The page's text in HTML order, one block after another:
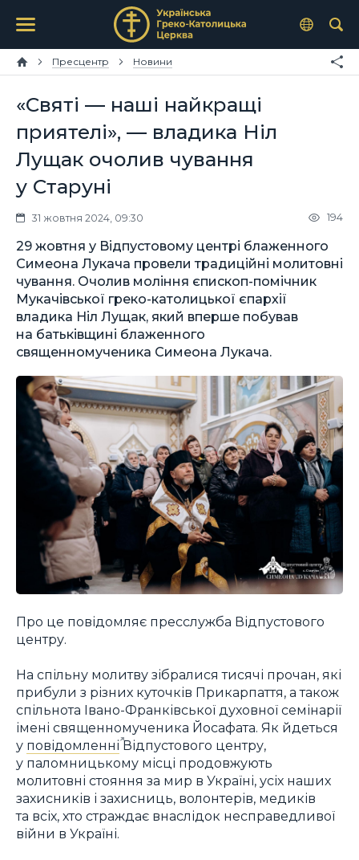
Пресцентр Новини
«Святі — наші найкращі
приятелі», — владика Ніл
Лущак очолив чування
у Старуні
31 жовтня 2024, 09:30 194
29 жовтня у Відпустовому центрі блаженного
Симеона Лукача провели традиційні молитовні
чування. Очолив моління єпископ-помічник
Мукачівської греко-католицької єпархії
владика Ніл Лущак, який вперше побував
на батьківщині блаженного
священномученика Симеона Лукача.
Про це повідомляє пресслужба Відпустового
центру.
На спільну молитву зібралися тисячі прочан, які
прибули з різних куточків Прикарпаття, а також
спільнота Івано-Франківської духовної семінарії
імені священномученика Йосафата. Як йдеться
у повідомленніВідпустового центру,
у паломницькому місці продовжують
молитовні стояння за мир в Україні, усіх наших
захисників і захисниць, волонтерів, медиків
та всіх, хто страждає внаслідок несправедливої
війни в Україні.